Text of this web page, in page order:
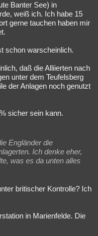
Neue Geschlossen
Banter See) in
weiß ich. Ich habe 15
gerne tauchen haben mir
schon warscheinlich.
daß die Alliierten nach
unter dem Teufelsberg
der Anlagen noch genutzt
sicher sein kann.
Engländer die
Ich denke eher,
was es da unten alles
britischer Kontrolle? Ich
in Marienfelde. Die